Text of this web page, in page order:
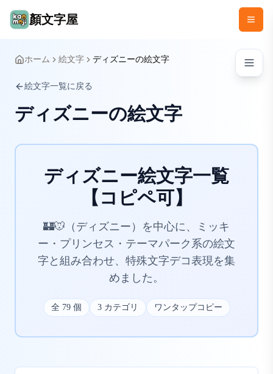
顏文字屋
ホーム 絵文字 ディズニーの絵文字
絵文字一覧に戻る
ディズニーの絵文字
ディズニー絵文字一覧
【コピペ可】
🏰🐭（ディズニー）を中心に、ミッキ
ー・プリンセス・テーマパーク系の絵文
字と組み合わせ、特殊文字デコ表現を集
めました。
全 79個 3カテゴリ ワンタップコピー